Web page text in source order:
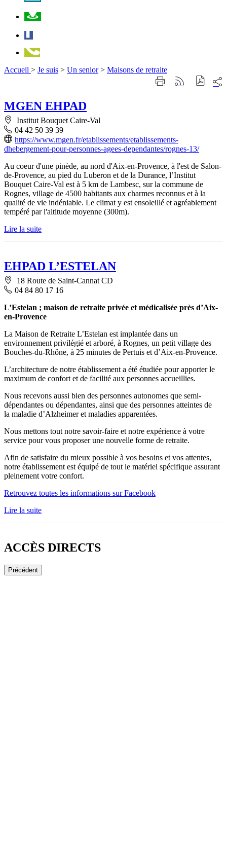
Accueil > Je suis > Un senior > Maisons de retraite
ImprimerGénérer
sur
MGEN EHPAD
Institut Bouquet Caire-Val
04 42 50 39 39
https://www.mgen.fr/etablissements/etablissements-
dhebergement-pour-personnes-agees-dependantes/rognes-13/
Au coeur d'une pinède, au nord d'Aix-en-Provence, à l'est de Salon-
de-Provence, au pied du Luberon et de la Durance, l’Institut
Bouquet Caire-Val est à 5 km de Lambesc, sur la commune de
Rognes, village de 4500 habitants aux charmes reconnus et à la
qualité de vie indéniable. Le climat y est ensoleillé et agréablement
tempéré par l'altitude moyenne (300m).
Lire la suite
EHPAD L’ESTELAN
18 Route de Saint-Cannat CD
04 84 80 17 16
L’Estelan ; maison de retraite privée et médicalisée près d’Aix-
en-Provence
La Maison de Retraite L’Estelan est implantée dans un
environnement privilégié et arboré, à Rognes, un petit village des
Bouches-du-Rhône, à 25 minutes de Pertuis et d’Aix-en-Provence.
L’architecture de notre établissement a été étudiée pour apporter le
maximum de confort et de facilité aux personnes accueillies.
Nous recevons aussi bien des personnes autonomes que semi-
dépendantes ou dépendantes, ainsi que des personnes atteintes de
la maladie d’Alzheimer et maladies apparentées.
Nous mettons tout notre savoir-faire et notre expérience à votre
service pour vous proposer une nouvelle forme de retraite.
Afin de satisfaire du mieux possible à vos besoins et vos attentes,
notre établissement est équipé de tout le matériel spécifique assurant
pleinement votre confort.
Retrouvez toutes les informations sur Facebook
Lire la suite
ACCÈS DIRECTS
Précédent